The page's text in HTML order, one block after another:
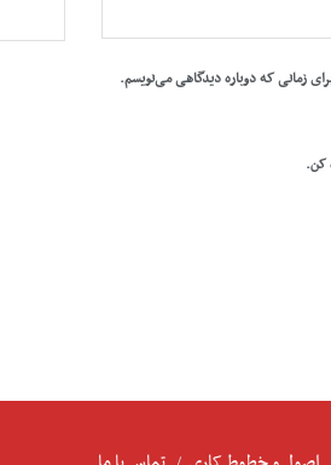
زمانی که دوباره دیدگاهی می‌نویسم.
کن.